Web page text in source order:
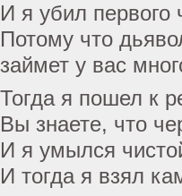
И я убил первого
Потому что
займет у вас
Тогда я пошел к
Вы знаете, что
И я умылся
И тогда я взял